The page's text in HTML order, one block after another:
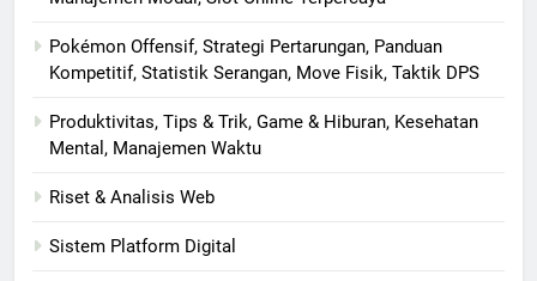
Pokémon Offensif, Strategi Pertarungan, Panduan
Kompetitif, Statistik Serangan, Move Fisik, Taktik DPS
Produktivitas, Tips & Trik, Game & Hiburan, Kesehatan
Mental, Manajemen Waktu
Riset & Analisis Web
Sistem Platform Digital